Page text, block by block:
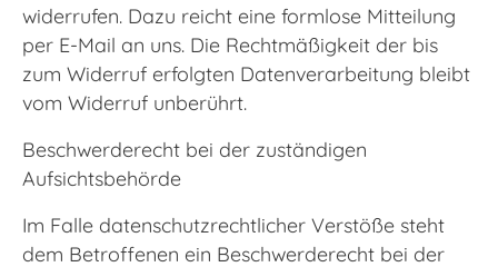
widerrufen. Dazu reicht eine formlose Mitteilung
per E-Mail an uns. Die Rechtmäßigkeit der bis
zum Widerruf erfolgten Datenverarbeitung bleibt
vom Widerruf unberührt.
Beschwerderecht bei der zuständigen
Aufsichtsbehörde
Im Falle datenschutzrechtlicher Verstöße steht
dem Betroffenen ein Beschwerderecht bei der